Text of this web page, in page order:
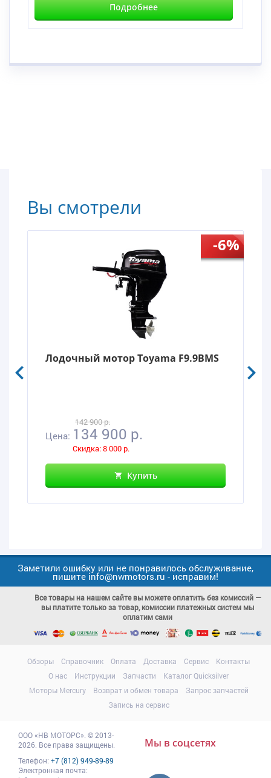
Подробнее
Вы смотрели
-6%
Лодочный мотор Toyama F9.9BMS
Цена:
142 900 р.
134 900 р.
Скидка: 8 000 р.
Купить
Заметили ошибку или не понравилось обслуживание,
пишите info@nwmotors.ru - исправим!
Все товары на нашем сайте вы можете оплатить без комиссий —
вы платите только за товар, комиссии платежных систем мы
оплатим сами
Обзоры Справочник Оплата Доставка Сервис
Контакты
О нас
Инструкции Запчасти
Каталог Quicksilver
Моторы Mercury
Возврат и обмен товара
Запрос запчастей
Запись на сервис
ООО«НВ МОТОРС». © 2013-
2026. Все права защищены.
Телефон: +7 (812) 949-89-89
Электронная почта:
Мы в соцсетях